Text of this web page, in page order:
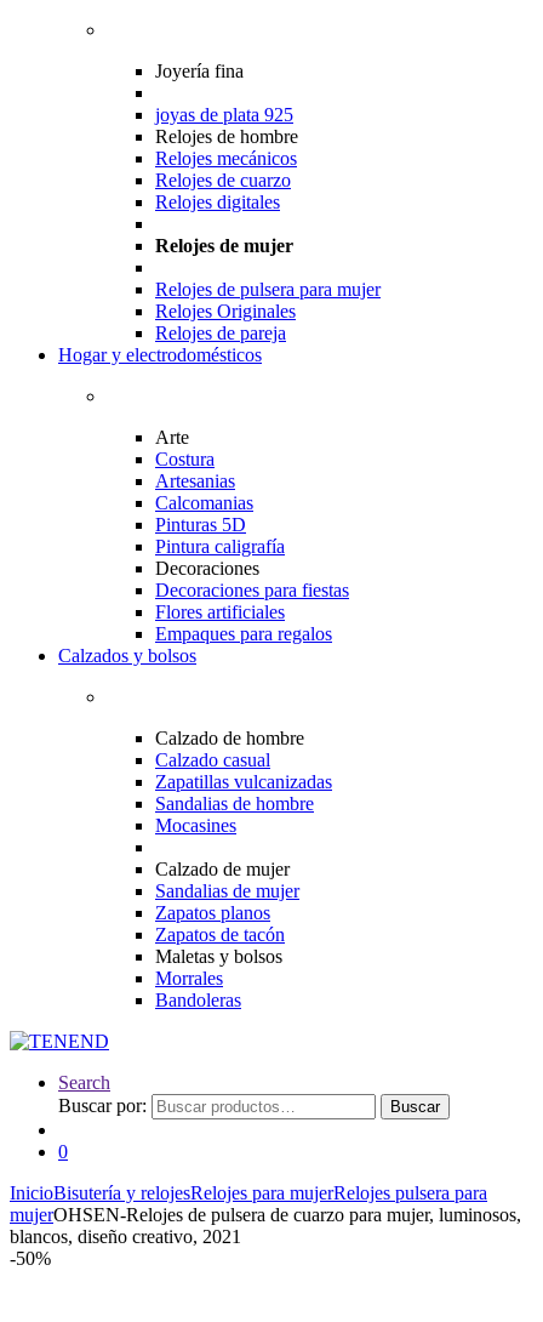
Joyería fina
joyas de plata 925
Relojes de hombre
Relojes mecánicos
Relojes de cuarzo
Relojes digitales
Relojes de mujer
Relojes de pulsera para mujer
Relojes Originales
Relojes de pareja
Hogar y electrodomésticos
Arte
Costura
Artesanias
Calcomanias
Pinturas 5D
Pintura caligrafía
Decoraciones
Decoraciones para fiestas
Flores artificiales
Empaques para regalos
Calzados y bolsos
Calzado de hombre
Calzado casual
Zapatillas vulcanizadas
Sandalias de hombre
Mocasines
Calzado de mujer
Sandalias de mujer
Zapatos planos
Zapatos de tacón
Maletas y bolsos
Morrales
Bandoleras
Search
Buscar por:
Buscar
0
InicioBisutería y relojesRelojes para mujerRelojes pulsera para
mujerOHSEN-Relojes de pulsera de cuarzo para mujer, luminosos,
blancos, diseño creativo, 2021
-50%